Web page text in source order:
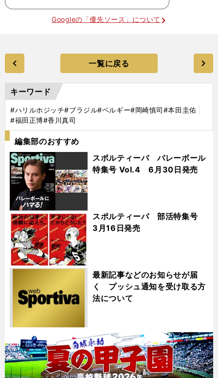
Googleの「優先ソース」について
一覧に戻る
キーワード
#ハリルホジッチ#ブラジル#ベルギー#岡崎慎司#本田圭佑
#福田正博#香川真司
編集部のおすすめ
スポルティーバ バレーボール
特集号 Vol.4 6月30日発売
スポルティーバ 部活特集号
3月16日発売
最新記事などのお知らせが届
く プッシュ通知を受け取る方
法について